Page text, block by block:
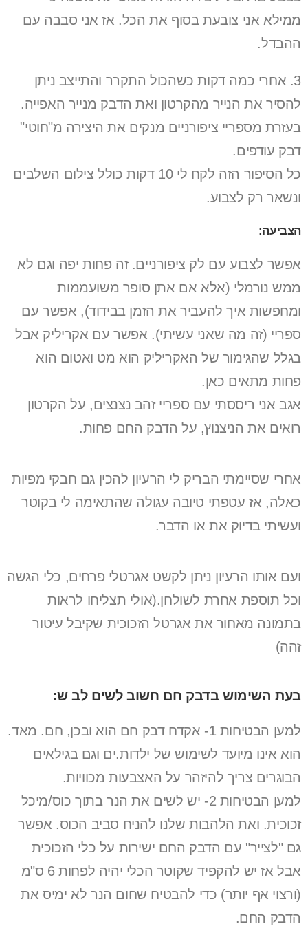
ממילא אני צובעת בסוף את הכל. אז אני סבבה עם
ההבדל.
3. אחרי כמה דקות כשהכול התקרר והתייצב ניתן
להסיר את הנייר מהקרטון ואת הדבק מנייר האפייה.
בעזרת מספריי ציפורניים מנקים את היצירה מ"חוטי"
דבק עודפים.
כל הסיפור הזה לקח לי 10 דקות כולל צילום השלבים
ונשאר רק לצבוע.
הצביעה:
אפשר לצבוע עם לק ציפורניים. זה פחות יפה וגם לא
ממש נורמלי (אלא אם אתן סופר משועממות
ומחפשות איך להעביר את הזמן בבידוד), אפשר עם
ספריי (זה מה שאני עשיתי). אפשר עם אקריליק אבל
בגלל שהגימור של האקריליק הוא מט ואטום הוא
פחות מתאים כאן.
אגב אני ריססתי עם ספריי זהב נצנצים, על הקרטון
רואים את הניצנוץ, על הדבק החם פחות.
אחרי שסיימתי הבריק לי הרעיון להכין גם חבקי מפיות
כאלה, אז עטפתי טיובה עגולה שהתאימה לי בקוטר
ועשיתי בדיוק את או הדבר.
ועם אותו הרעיון ניתן לקשט אגרטלי פרחים, כלי הגשה
וכל תוספת אחרת לשולחן.(אולי תצליחו לראות
בתמונה מאחור את אגרטל הזכוכית שקיבל עיטור
זהה)
בעת השימוש בדבק חם חשוב לשים לב ש:
למען הבטיחות 1- אקדח דבק חם הוא ובכן, חם. מאד.
הוא אינו מיועד לשימוש של ילדות.ים וגם בגילאים
הבוגרים צריך להיזהר על האצבעות מכוויות.
למען הבטיחות 2- יש לשים את הנר בתוך כוס/מיכל
זכוכית. ואת הלהבות שלנו להניח סביב הכוס. אפשר
גם "לצייר" עם הדבק החם ישירות על כלי הזכוכית
אבל אז יש להקפיד שקוטר הכלי יהיה לפחות 6 ס"מ
(ורצוי אף יותר) כדי להבטיח שחום הנר לא ימיס את
הדבק החם.